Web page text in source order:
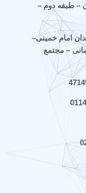
e
i
t
a
a
– طبقه دوم –
امام خمینی–
– مجتمع